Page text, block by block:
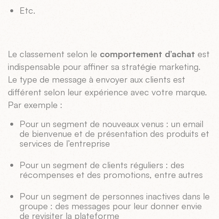
Etc.
Le classement selon le comportement d’achat est
indispensable pour affiner sa stratégie marketing.
Le type de message à envoyer aux clients est
différent selon leur expérience avec votre marque.
Par exemple :
Pour un segment de nouveaux venus : un email
de bienvenue et de présentation des produits et
services de l’entreprise
Pour un segment de clients réguliers : des
récompenses et des promotions, entre autres
Pour un segment de personnes inactives dans le
groupe : des messages pour leur donner envie
de revisiter la plateforme